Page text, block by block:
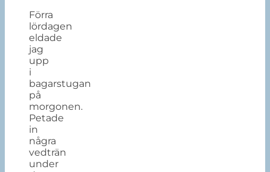
Förra
lördagen
eldade
jag
upp
i
bagarstugan
på
morgonen.
Petade
in
några
vedträn
under